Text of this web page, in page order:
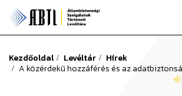
Állambiztonsági
Kezdőoldal Levéltár
Hírek
A közérdekű hozzáférés és az